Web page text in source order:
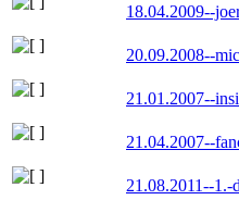
18.04.2009--
20.09.2008--
21.01.2007--
21.04.2007--
21.08.2011--1.-